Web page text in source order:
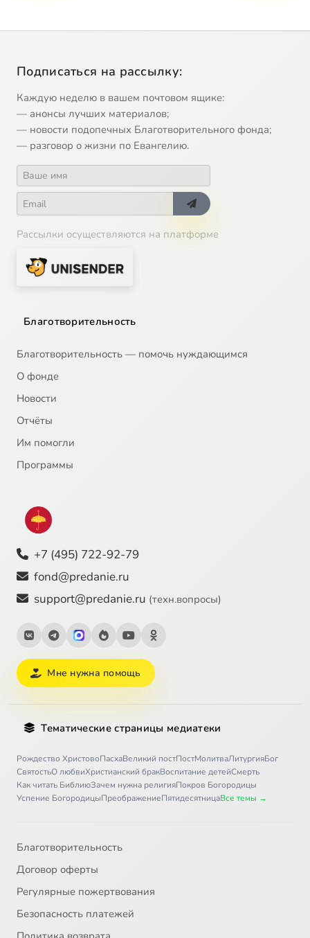
Подписаться на рассылку:
Каждую неделю в вашем почтовом ящике:
— анонсы лучших материалов;
— новости подопечных Благотворительного фонда;
— разговор о жизни по Евангелию.
Рассылки осуществляются на платформе
Благотворительность
Благотворительность — помочь нуждающимся
О фонде
Новости
Отчёты
Им помогли
Программы
+7 (495) 722-92-79
fond@predanie.ru
support@predanie.ru (техн.вопросы)
Мне нужна помощь
Тематические страницы медиатеки
Рождество ХристовоПасхаВеликий постПостМолитваЛитургияБог
СвятостьО любвиХристианский бракВоспитание детейСмерть
Как читать БиблиюЗачем нужна религияПокров Богородицы
Успение БогородицыПреображениеПятидесятницаВсе темы →
Благотворительность
Договор оферты
Регулярные пожертвования
Безопасность платежей